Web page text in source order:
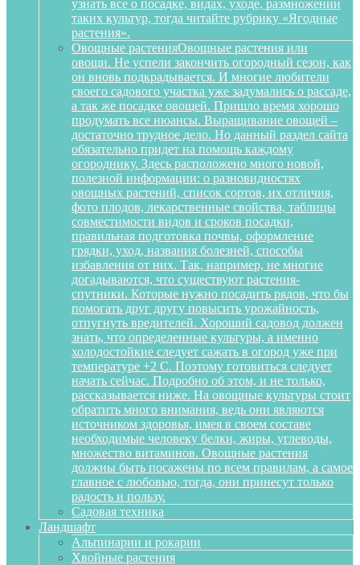
узнать все о посадке, видах, уходе, размножении
таких культур, тогда читайте рубрику «Ягодные
растения».
Овощные растенияОвощные растения или
овощи. Не успели закончить огородный сезон, как
он вновь подкрадывается. И многие любители
своего садового участка уже задумались о рассаде,
а так же посадке овощей. Пришло время хорошо
продумать все нюансы. Выращивание овощей –
достаточно трудное дело. Но данный раздел сайта
обязательно придет на помощь каждому
огороднику. Здесь расположено много новой,
полезной информации: о разновидностях
овощных растений, список сортов, их отличия,
фото плодов, лекарственные свойства, таблицы
совместимости видов и сроков посадки,
правильная подготовка почвы, оформление
грядки, уход, названия болезней, способы
избавления от них. Так, например, не многие
догадываются, что существуют растения-
спутники. Которые нужно посадить рядов, что бы
помогать друг другу повысить урожайность,
отпугнуть вредителей. Хороший садовод должен
знать, что определенные культуры, а именно
холодостойкие следует сажать в огород уже при
температуре +2 С. Поэтому готовиться следует
начать сейчас. Подробно об этом, и не только,
рассказывается ниже. На овощные культуры стоит
обратить много внимания, ведь они являются
источником здоровья, имея в своем составе
необходимые человеку белки, жиры, углеводы,
множество витаминов. Овощные растения
должны быть посажены по всем правилам, а самое
главное с любовью, тогда, они принесут только
радость и пользу.
Садовая техника
Ландшафт
Альпинарии и рокарии
Хвойные растения